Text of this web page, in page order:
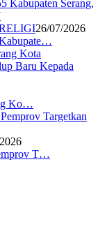
26/07/2026
Ko…
T…